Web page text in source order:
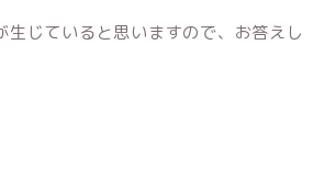
生じていると思いますので、お答えし